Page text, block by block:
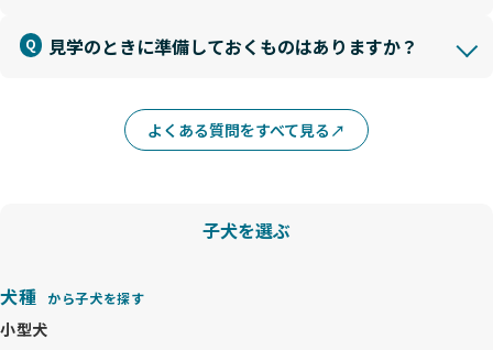
見学のときに準備しておくものはありますか？
よくある質問をすべて見る
子犬を選ぶ
犬種 から子犬を探す
小型犬